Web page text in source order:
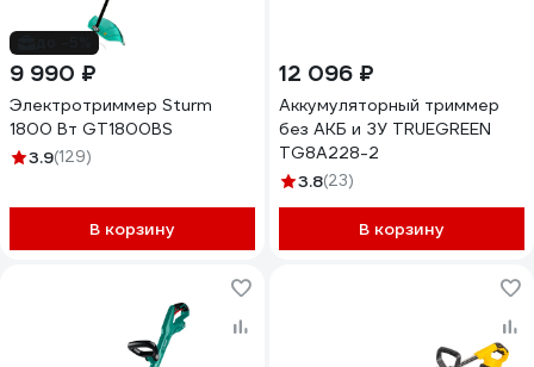
9 990 ₽
Электротриммер Sturm
1800 Вт GT1800BS
3.9(129)
В корзину
12 096 ₽
Аккумуляторный триммер
без АКБ и ЗУ TRUEGREEN
TG8A228-2
3.8(23)
В корзину